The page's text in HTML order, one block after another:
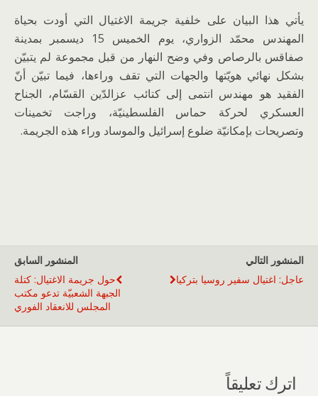
يأتي هذا البيان على خلفية جريمة الاغتيال التي أودت بحياة
المهندس محمّد الزواري، يوم الخميس 15 ديسمبر بمدينة
صفاقس بالرصاص وفي وضح النهار من قبل مجموعة لم يتبيّن
بشكل نهائي هويّتها والجهات التي تقف وراءها، فيما تبيّن أنّ
الفقيد هو مهندس انتمى إلى كتائب عزالدّين القسّام، الجناح
العسكري لحركة حماس الفلسطينيّة، وراجت تخمينات
وتصريحات بإمكانيّة ضلوع إسرائيل والموساد وراء هذه الجريمة.
المنشور السابق
حول جريمة الاغتيال: كتلة
الجبهة الشعبيّة تدعو مكتب
المجلس للانعقاد الفوري
المنشور التالي
عاجل: اغتيال سفير روسيا بتركيا
اترك تعليقاً